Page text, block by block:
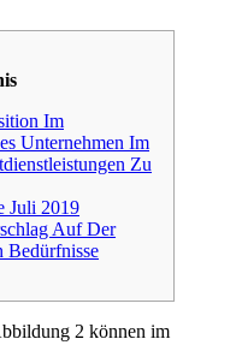
Im
Unternehmen Im
Zu
Juli 2019
Auf Der
Bedürfnisse
2 können im